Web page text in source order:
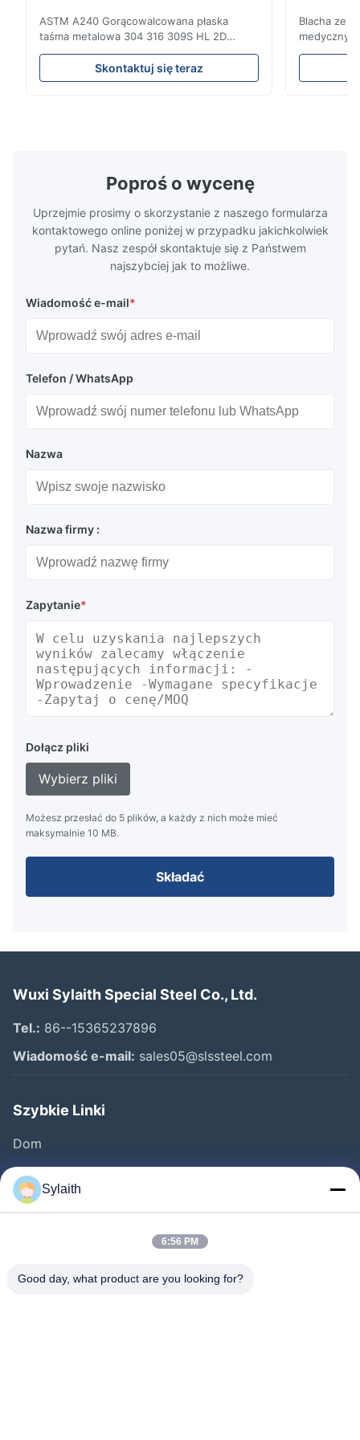
ASTM A240 Gorącowalcowana płaska
taśma metalowa 304 316 309S HL 2D
Gorącowalcowana/zimnowalcowana taśma
ze stali nierdzewnej 304 316 309S 310
310S 316L 321 ASTM A240 Specyfikacje
Skontaktuj się teraz
Blacha ze
blachy Ss
stali
Poproś o wycenę
Uprzejmie prosimy o skorzystanie z naszego formularza
kontaktowego online poniżej w przypadku jakichkolwiek
pytań. Nasz zespół skontaktuje się z Państwem
najszybciej jak to możliwe.
Wiadomość e-mail*
Telefon / WhatsApp
Nazwa
Nazwa firmy :
Zapytanie*
Dołącz pliki
Wybierz pliki
Możesz przesłać do 5 plików, a każdy z nich może mieć
maksymalnie 10 MB.
Składać
Wuxi Sylaith Special Steel Co., Ltd.
Tel.: 86--15365237896
Wiadomość e-mail: sales05@slssteel.com
Szybkie Linki
Dom
Produkty
Filmy
Kontrola Jakości
Sylaith
6:56 PM
Good day, what product are you looking for?